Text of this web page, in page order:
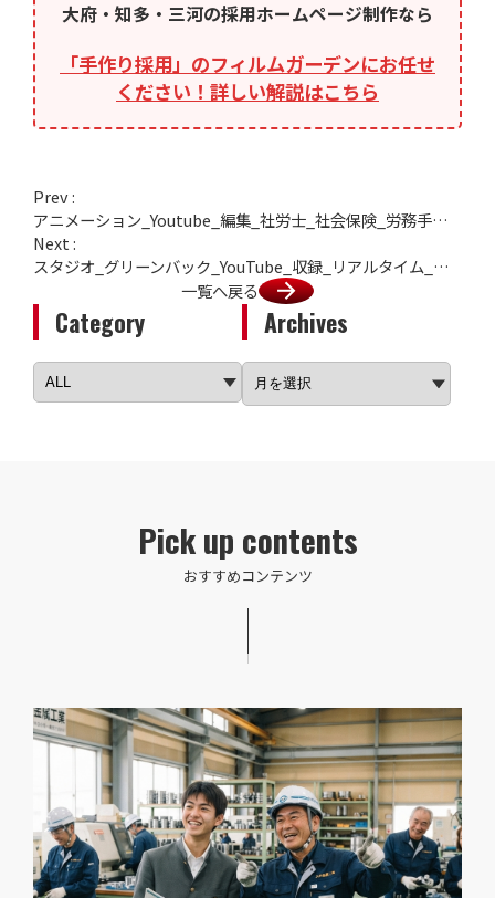
Category Archives
大府・知多・三河の採用ホームページ制作なら
「手作り採用」のフィルムガーデンにお任せ
ください！詳しい解説はこちら
Prev :
アニメーション_Youtube_編集_社労士_社会保険_労務手続き_知多半島_愛知
一覧へ戻る
Next :
スタジオ_グリーンバック_YouTube_収録_リアルタイム_ライブ配信_壁紙_撮影_大府_愛知
Pick up contents
おすすめコンテンツ